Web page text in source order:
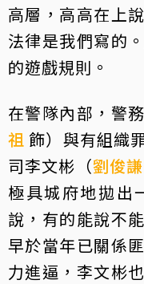
高層，高高在上
法律是我們寫的
的遊戲規則。
在警隊內部，警
祖 飾）與有組織
司李文彬（劉俊謙
極具城府地拋出
說，有的能說不
早於當年已關係
力進逼，李文彬